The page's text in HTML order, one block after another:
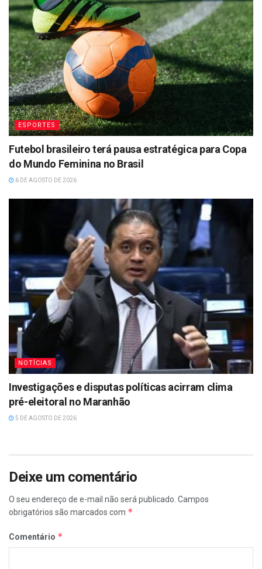
ESPORTES
Futebol brasileiro terá pausa estratégica para Copa
do Mundo Feminina no Brasil
6 DE AGOSTO DE 2026
NOTÍCIAS
Investigações e disputas políticas acirram clima
pré-eleitoral no Maranhão
5 DE AGOSTO DE 2026
Deixe um comentário
O seu endereço de e-mail não será publicado. Campos
obrigatórios são marcados com *
Comentário *